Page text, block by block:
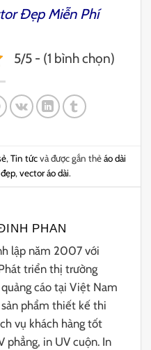
Đẹp Miễn Phí
5/5 - (1 bình chọn)
, Tin tứcvà được gắn thẻáo dài
, vector áo dài.
PHAN
lập năm 2007 với
triển thị trường
cáo tại Việt Nam
phẩm thiết kế thi
vụ khách hàng tốt
phẳng, in UV cuộn. In